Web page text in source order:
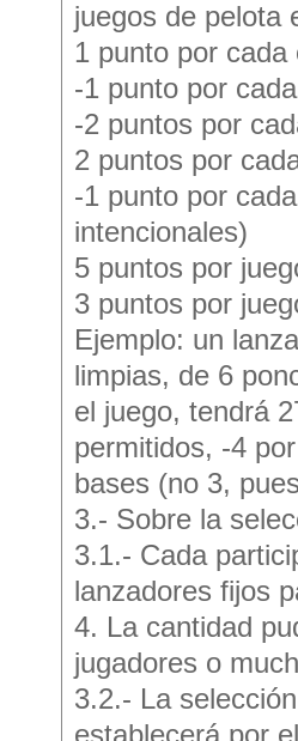
juegos de pelota
1 punto por
-1 punto por
-2 puntos por
2 puntos por
-1 punto por
intencionales)
5 puntos por
3 puntos por
Ejemplo: un
limpias, de 6
el juego, tendrá
permitidos, -4
bases (no 3,
3.- Sobre la
3.1.- Cada
lanzadores fijos
4. La cantidad
jugadores o
3.2.- La